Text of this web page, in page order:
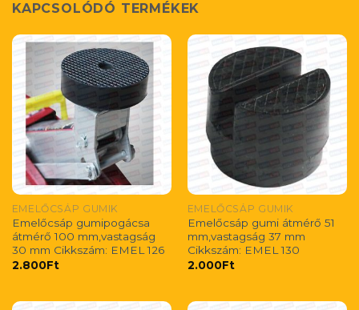
KAPCSOLÓDÓ TERMÉKEK
EMELŐCSÁP GUMIK
Emelőcsáp gumipogácsa
átmérő 100 mm,vastagság
30 mm Cikkszám: EMEL 126
2.800Ft
EMELŐCSÁP GUMIK
Emelőcsáp gumi átmérő 51
mm,vastagság 37 mm
Cikkszám: EMEL 130
2.000Ft